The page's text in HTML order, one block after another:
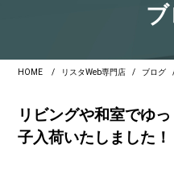
HOME リスタWeb専門店 ブログ
リビングや和室でゆ
子入荷いたしました！